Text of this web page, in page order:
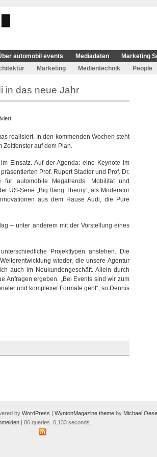
automobil events Mediadaten
Marketing
Marketing Medientechnik People
in das neue Jahr
für
Perfection
startete
Las
Vegas
mit
Audi
in
Jahr
realisiert. In den kommenden Wochen steht
Zeitfenster auf dem Plan.
Einsatz. Auf der Agenda: eine Keynote im
Prof. Rupert Stadler und Prof. Dr.
automobile Megatrends. Mobilität und
US-Serie „Big Bang Theory“, als Moderator
aus dem Hause Audi, die Pure
– unter anderem mit der Vorstellung eines
Projekttypen anstehen. Die
wieder, die unsere Agentur
auch im Neukundengeschäft. Allein durch
Anfragen ergeben. „Bei Events sind wir zum
und komplexer Formate geht“, so Dennis
by WordPress | WyntonMagazine theme by Michael
| 86 queries. 0,133 seconds.